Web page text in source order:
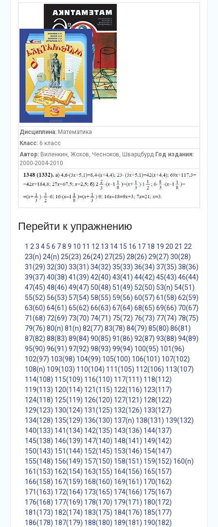
Дисциплина:Математика
Класс:6 класс
Автор:Виленкин, Жохов, Чесноков, Шварцбурд Год издания:
2000-2004-2010
Перейти к упражнению
1 2 3 4 5 6 7 8 9 10 11 12 13 14 15 16 17 18 19 20 21 22
23(n) 24(n) 25(23) 26(24) 27(25) 28(26) 29(27) 30(28)
31(29) 32(30) 33(31) 34(32) 35(33) 36(34) 37(35) 38(36)
39(37) 40(38) 41(39) 42(40) 43(41) 44(42) 45(43) 46(44)
47(45) 48(46) 49(47) 50(48) 51(49) 52(50) 53(n) 54(51)
55(52) 56(53) 57(54) 58(55) 59(56) 60(57) 61(58) 62(59)
63(60) 64(61) 65(62) 66(63) 67(64) 68(65) 69(66) 70(67)
71(68) 72(69) 73(70) 74(71) 75(72) 76(73) 77(74) 78(75)
79(76) 80(n) 81(n) 82(77) 83(78) 84(79) 85(80) 86(81)
87(82) 88(83) 89(84) 90(85) 91(86) 92(87) 93(88) 94(89)
95(90) 96(91) 97(92) 98(93) 99(94) 100(95) 101(96)
102(97) 103(98) 104(99) 105(100) 106(101) 107(102)
108(n) 109(103) 110(104) 111(105) 112(106) 113(107)
114(108) 115(109) 116(110) 117(111) 118(112)
119(113) 120(114) 121(115) 122(116) 123(117)
124(118) 125(119) 126(120) 127(121) 128(122)
129(123) 130(124) 131(125) 132(126) 133(127)
134(128) 135(129) 136(130) 137(n) 138(131) 139(132)
140(133) 141(134) 142(135) 143(136) 144(137)
145(138) 146(139) 147(140) 148(141) 149(142)
150(143) 151(144) 152(145) 153(146) 154(147)
155(148) 156(149) 157(150) 158(151) 159(152) 160(n)
161(153) 162(154) 163(155) 164(156) 165(157)
166(158) 167(159) 168(160) 169(161) 170(162)
171(163) 172(164) 173(165) 174(166) 175(167)
176(168) 177(169) 178(170) 179(171) 180(172)
181(173) 182(174) 183(175) 184(176) 185(177)
186(178) 187(179) 188(180) 189(181) 190(182)